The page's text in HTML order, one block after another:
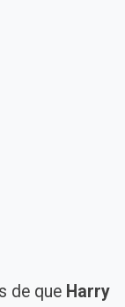
de que Harry